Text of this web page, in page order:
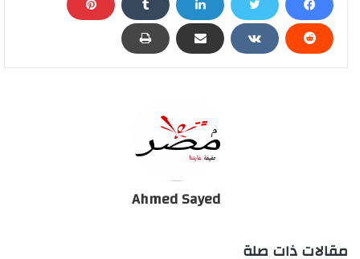
وأوضح أنه تم تسجيل 40 حالة جديدة ثبتت إيجابية تحاليلها معمليًا
وقال “مجاهد” إن جميع الحالات المسجل إيجابيتها للفيروس
بمستشفيات العزل تخضع للرعاية الطبية، وفقًا لإرشادات منظمة
Ahmed Sayed
مقالات ذات صلة